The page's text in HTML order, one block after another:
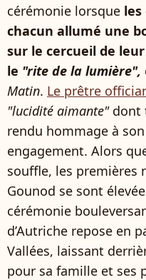
cérémonie lorsque les
chacun allumé une
sur le cercueil de
le "rite de la lumière",
Matin. Le prêtre
"lucidité aimante" dont
rendu hommage à
engagement. Alors
souffle, les premières
Gounod se sont
cérémonie
d’Autriche repose en
Vallées, laissant
pour sa famille et ses